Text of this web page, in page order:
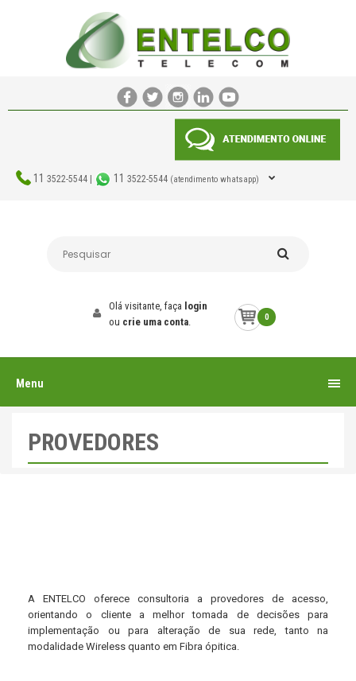
11 3522-5544 | 11 3522-5544 (atendimento whatsapp)
0
Olá visitante, faça login
ou crie uma conta.
Menu
PROVEDORES
A ENTELCO oferece consultoria a provedores de acesso,
orientando o cliente a melhor tomada de decisões para
implementação ou para alteração de sua rede, tanto na
modalidade Wireless quanto em Fibra ópitica.